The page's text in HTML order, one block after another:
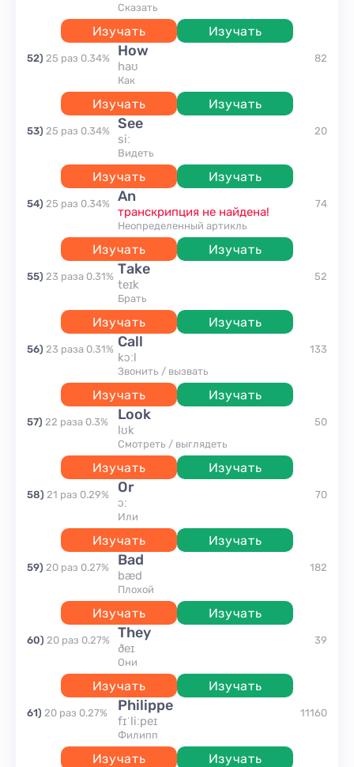
сказать
Изучать Изучать
52) 25 раз 0.34% how
haʊ
как
Изучать Изучать
82
53) 25 раз 0.34% see
siː
видеть
Изучать Изучать
20
54) 25 раз 0.34% an
транскрипция не найдена!
неопределенный артикль
Изучать Изучать
74
55) 23 раза 0.31% take
teɪk
брать
Изучать Изучать
52
56) 23 раза 0.31% call
kɔːl
звонить / вызвать
Изучать Изучать
133
57) 22 раза 0.3% look
lʊk
смотреть / выглядеть
Изучать Изучать
50
58) 21 раз 0.29% or
ɔː
или
Изучать Изучать
70
59) 20 раз 0.27% bad
bæd
плохой
Изучать Изучать
182
60) 20 раз 0.27% they
ðeɪ
они
Изучать Изучать
39
61) 20 раз 0.27% Philippe
fɪˈliːpeɪ
Филипп
Изучать Изучать
11160